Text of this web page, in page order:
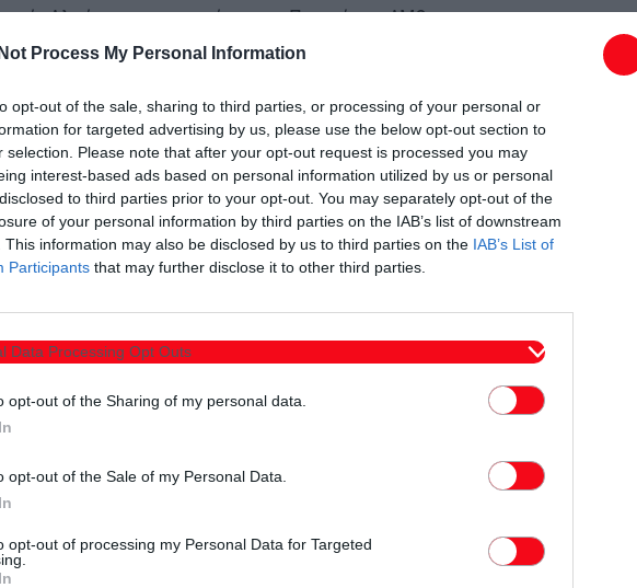
Process My Personal Information
opt-out of the sale, sharing to third parties, or processing of your personal or
for targeted advertising by us, please use the below opt-out section to
selection. Please note that after your opt-out request is processed you may
interest-based ads based on personal information utilized by us or personal
to third parties prior to your opt-out. You may separately opt-out of the
of your personal information by third parties on the IAB’s list of downstream
This information may also be disclosed by us to third parties on the IAB’s List of
Participants that may further disclose it to other third parties.
Data Processing Opt Outs
opt-out of the Sharing of my personal data.
opt-out of the Sale of my Personal Data.
opt-out of processing my Personal Data for Targeted
Αλιείας, σε συνεργασία με την Περιφέρεια ΑΜΘ
η Αλιεία αποτελεί έναν σταθερό και πολλά
μας”.